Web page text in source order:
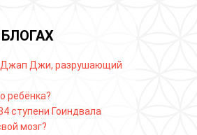
Джап Джи, разрушающий
ребёнка?
ступени Гоиндвала
мозг?